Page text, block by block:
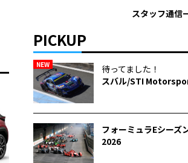
スタッフ通信
PICKUP
NEW
待ってました！
スバル/STI
フォーミュラEシーズ
2026